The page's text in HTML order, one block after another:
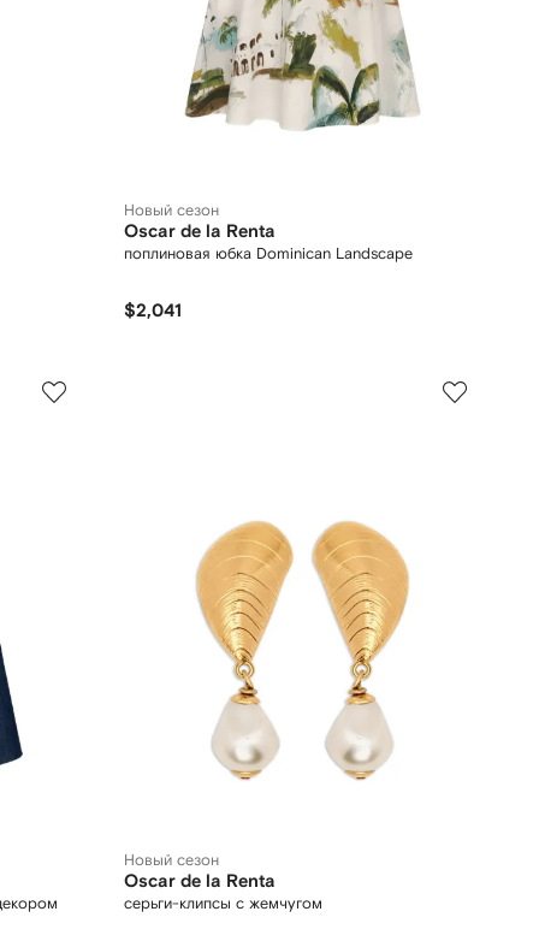
Новый сезон
Oscar de la Renta
поплиновая юбка Dominican Landscape
$2,041
Новый сезон
Oscar de la Renta
серьги-клипсы с жемчугом